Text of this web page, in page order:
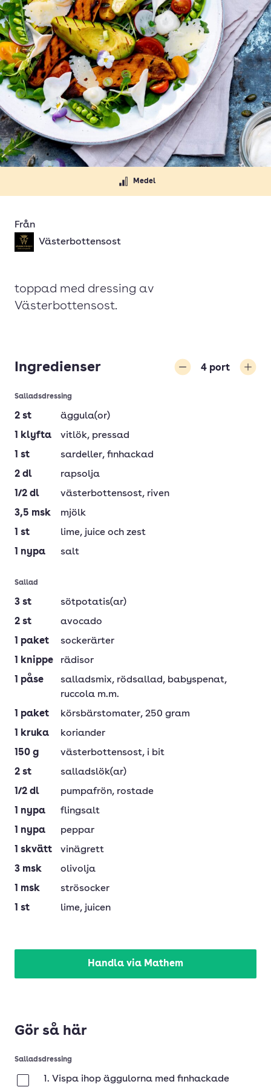
Medel
Från
Västerbottensost
toppad med dressing av
Västerbottensost.
Ingredienser 4 port
Salladsdressing
2 st
äggula(or)
1
klyfta vitlök, pressad
1 st sardeller, finhackad
2 dl
rapsolja
1/2 dl västerbottensost, riven
3,5 msk
mjölk
1 st lime, juice och zest
1 nypa salt
Sallad
3 st
sötpotatis(ar)
2 st
avocado
1 paket
sockerärter
1
knippe
rädisor
1 påse salladsmix, rödsallad, babyspenat,
ruccola m.m.
1 paket körsbärstomater, 250 gram
1
kruka
koriander
150 g västerbottensost, i bit
2 st
salladslök(ar)
1/2 dl pumpafrön, rostade
1 nypa
flingsalt
1 nypa
peppar
1 skvätt
vinägrett
3 msk
olivolja
1 msk
strösocker
1 st lime, juicen
Handla via Mathem
Gör så här
Salladsdressing
1. Vispa ihop äggulorna med finhackade